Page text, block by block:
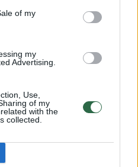
of my
my
Advertising.
Use,
of my
with the
collected.
00:02:01
yra, tačiau gelbsti ne jos,
vakcina nuo
tikroms grupėms